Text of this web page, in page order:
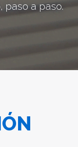
paso a paso.